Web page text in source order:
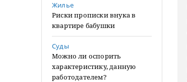
Жилье
Риски прописки внука в
квартире бабушки
Суды
Можно ли оспорить
характеристику, данную
работодателем?